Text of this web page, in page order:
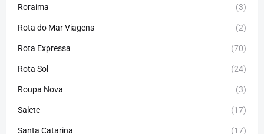
Roraíma (3)
Rota do Mar Viagens (2)
Rota Expressa (70)
Rota Sol (24)
Roupa Nova (3)
Salete (17)
Santa Catarina (17)